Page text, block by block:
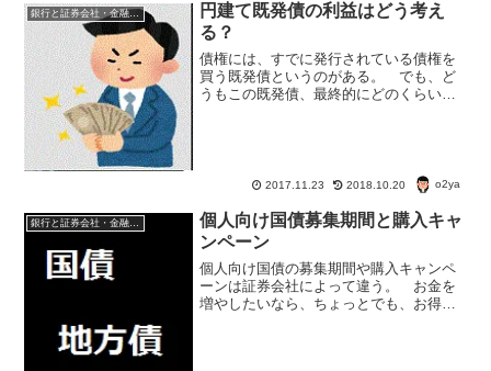
銀行と証券会社・金融商品
円建て既発債の利益はどう考え
る？
債権には、すでに発行されている債権を
買う既発債というのがある。 でも、ど
うもこの既発債、最終的にどのくらい特
2017.11.23 2018.10.20 o2ya
銀行と証券会社・金融商品
個人向け国債募集期間と購入キャ
ンペーン
個人向け国債の募集期間や購入キャンペ
ーンは証券会社によって違う。 お金を
増やしたいなら、ちょっとでも、お得な